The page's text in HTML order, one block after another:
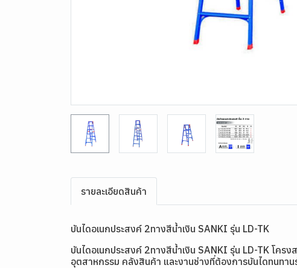
รายละเอียดสินค้า
บันไดอเนกประสงค์ 2ทางสีน้ำเงิน SANKI รุ่น LD-TK
บันไดอเนกประสงค์ 2ทางสีน้ำเงิน SANKI รุ่น LD-TK โค
อุตสาหกรรม คลังสินค้า และงานช่างที่ต้องการบันไดทนทา